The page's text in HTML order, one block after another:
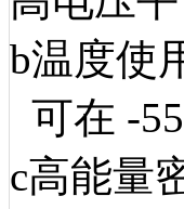
b温度使
可在 -
c高能量